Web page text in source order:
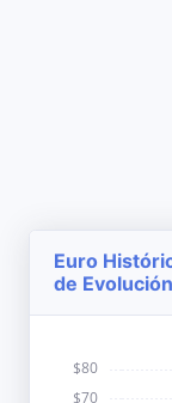
Euro
de Evolución